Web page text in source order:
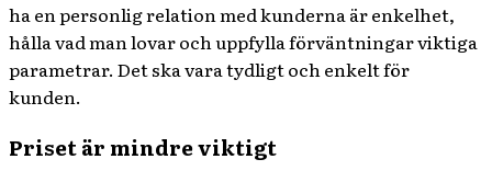
ha en personlig relation med kunderna är enkelhet,
hålla vad man lovar och uppfylla förväntningar viktiga
parametrar. Det ska vara tydligt och enkelt för
kunden.
Priset är mindre viktigt